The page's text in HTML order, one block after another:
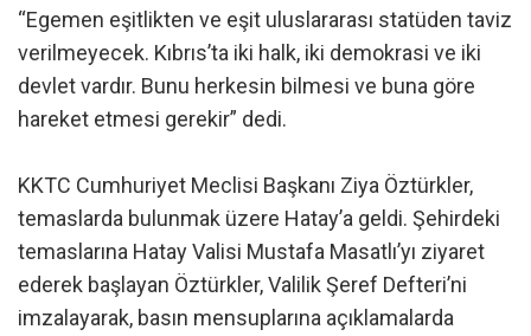
“Egemen eşitlikten ve eşit uluslararası statüden taviz
verilmeyecek. Kıbrıs’ta iki halk, iki demokrasi ve iki
devlet vardır. Bunu herkesin bilmesi ve buna göre
hareket etmesi gerekir” dedi.
KKTC Cumhuriyet Meclisi Başkanı Ziya Öztürkler,
temaslarda bulunmak üzere Hatay’a geldi. Şehirdeki
temaslarına Hatay Valisi Mustafa Masatlı’yı ziyaret
ederek başlayan Öztürkler, Valilik Şeref Defteri’ni
imzalayarak, basın mensuplarına açıklamalarda